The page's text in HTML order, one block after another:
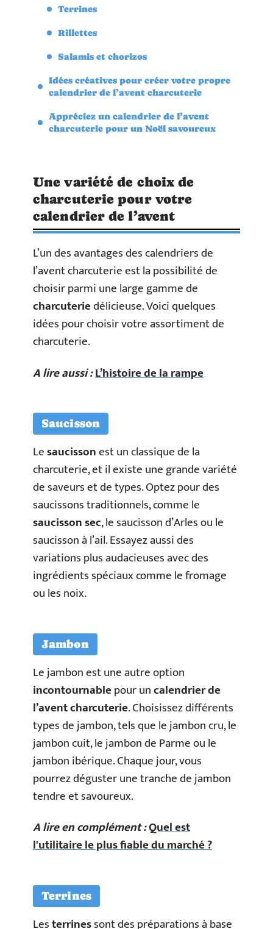
Terrines
Rillettes
Salamis et chorizos
Idées créatives pour créer votre propre
calendrier de l’avent charcuterie
Appréciez un calendrier de l’avent
charcuterie pour un Noël savoureux
Une variété de choix de
charcuterie pour votre
calendrier de l’avent
L’un des avantages des calendriers de
l’avent charcuterie est la possibilité de
choisir parmi une large gamme de
charcuteriedélicieuse. Voici quelques
idées pour choisir votre assortiment de
charcuterie.
A lire aussi :L’histoire de la rampe
Saucisson
Lesaucissonest un classique de la
charcuterie, et il existe une grande variété
de saveurs et de types. Optez pour des
saucissons traditionnels, comme le
saucisson sec, le saucisson d’Arles ou le
saucisson à l’ail. Essayez aussi des
variations plus audacieuses avec des
ingrédients spéciaux comme le fromage
ou les noix.
Jambon
Le jambon est une autre option
incontournablepour uncalendrier de
l’avent charcuterie. Choisissez différents
types de jambon, tels que le jambon cru, le
jambon cuit, le jambon de Parme ou le
jambon ibérique. Chaque jour, vous
pourrez déguster une tranche de jambon
tendre et savoureux.
A lire en complément :Quel est
l'utilitaire le plus fiable du marché ?
Terrines
Lesterrinessont des préparations à base